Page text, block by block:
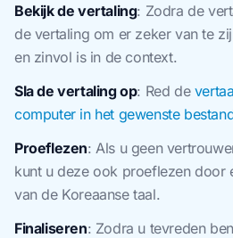
Bekijk de vertaling: Zodra de
de vertaling om er zeker van te
en zinvol is in de context.
Sla de vertaling op: Red de
computer in het gewenste
Proeflezen: Als u geen
kunt u deze ook proeflezen door
van de Koreaanse taal.
Finaliseren: Zodra u tevreden